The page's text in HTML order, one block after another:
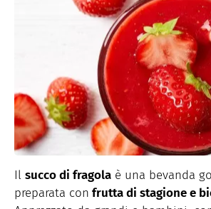
Il succo di fragola è una bevanda
preparata con frutta di stagione e